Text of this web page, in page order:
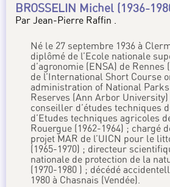
BROSSELIN Michel (1936-
Par Jean-Pierre Raffin .
Né le 27 septembre 1936 à
diplômé de l’Ecole nationale
d’agronomie (ENSA) de Rennes
de l’International Short Course
administration of National
Reserves (Ann Arbor University)
conseiller d’études techniques
d’Etudes techniques agricoles
Rouergue (1962-1964) ; chargé
projet MAR de l’UICN pour le
(1965-1970) ; directeur
nationale de protection de la
(1970-1980 ) ; décédé
1980 à Chasnais (Vendée).